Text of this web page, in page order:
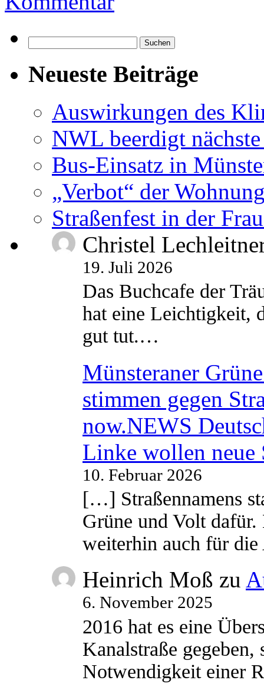
nach:
Neueste Beiträge
Auswirkungen des
NWL beerdigt
Bus-Einsatz in
„Verbot“ der
Straßenfest in der
Christel
19. Juli 2026
Das Buchcafe der
hat eine Leichtigkeit,
gut tut.…
Münsteraner
stimmen gegen
now.NEWS
Linke wollen neue
10. Februar 2026
[…] Straßennamens
Grüne und Volt
weiterhin auch für
Heinrich Moß zu
6. November 2025
2016 hat es eine
Kanalstraße
Notwendigkeit einer